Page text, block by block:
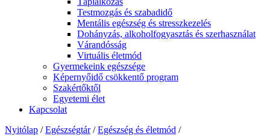
Testmozgás és szabadidő
Mentális egészség és stresszkezelés
Dohányzás, alkoholfogyasztás és szerhasználat
Várandósság
Virtuális életmód
Gyermekeink egészsége
Képernyőidő csökkentő program
Szakértőktől
Egyetemi élet
Kapcsolat
Nyitólap / Egészségtár / Egészség és életmód /